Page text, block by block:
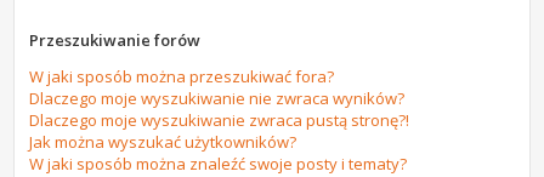
Przeszukiwanie forów
W jaki sposób można przeszukiwać fora?
Dlaczego moje wyszukiwanie nie zwraca wyników?
Dlaczego moje wyszukiwanie zwraca pustą stronę?!
Jak można wyszukać użytkowników?
W jaki sposób można znaleźć swoje posty i tematy?